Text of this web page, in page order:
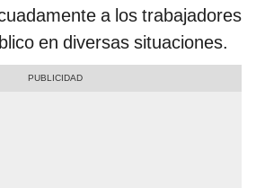
a los trabajadores
en diversas situaciones.